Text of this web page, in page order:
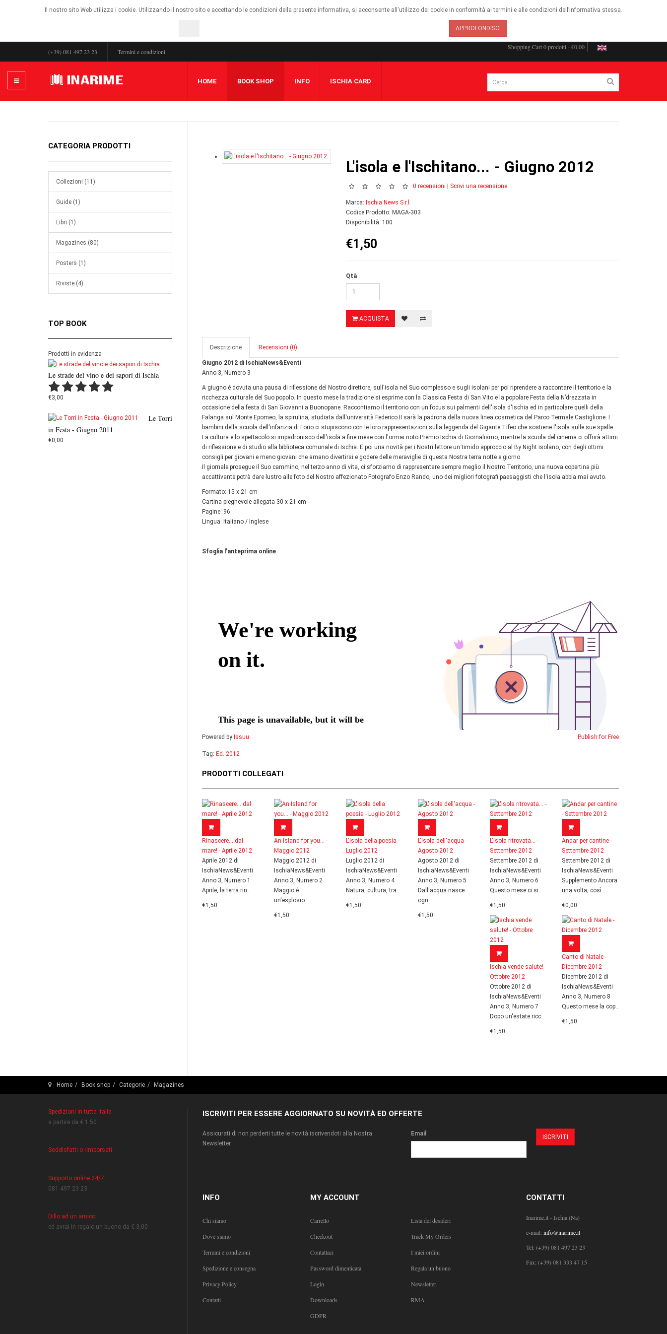
Il nostro sito Web utilizza i cookie. Utilizzando il nostro sito e accettando le condizioni della presente informativa, si acconsente all'utilizzo dei cookie in conformità ai termini e alle condizioni dell’informativa stessa.
APPROFONDISCI
(+39) 081 497 23 23 Termini e condizioni
Shopping Cart0 prodotti - €0,00
HOME BOOK SHOP INFO ISCHIA CARD
L'isola e l'Ischitano... - Giugno 2012
0 recensioni Scrivi una recensione
Marca: Ischia News S.r.l.
Codice Prodotto: MAGA-303
Disponibilità: 100
€1,50
Qtà
ACQUISTA
Descrizione Recensioni (0)
Giugno 2012 di IschiaNews&Eventi
Anno 3, Numero 3
A giugno è dovuta una pausa di riflessione del Nostro direttore, sull'isola nel Suo complesso e sugli isolani per poi riprendere a raccontare il territorio e la
ricchezza culturale del Suo popolo. In questo mese la tradizione si esprime con la Classica Festa di San Vito e la popolare Festa della N’drezzata in
occasione della festa di San Giovanni a Buonopane. Raccontiamo il territorio con un focus sui palmenti dell'isola d'Ischia ed in particolare quelli della
Falanga sul Monte Epomeo, la spirulina, studiata dall'università Federico II sarà la padrona della nuova linea cosmetica del Parco Termale Castiglione. I
bambini della scuola dell'infanzia di Forio ci stupiscono con le loro rappresentazioni sulla leggenda del Gigante Tifeo che sostiene l'isola sulle sue spalle.
La cultura e lo spettacolo si impadronisco dell'isola a fine mese con l'ormai noto Premio Ischia di Giornalismo, mentre la scuola del cinema ci offrirà attimi
di riflessione e di studio alla biblioteca comunale di Ischia. E poi una novità per i Nostri lettore un timido approccio al By Night isolano, con degli ottimi
consigli per giovani e meno giovani che amano divertirsi e godere delle meraviglie di questa Nostra terra notte e giorno.
Il giornale prosegue il Suo cammino, nel terzo anno di vita, ci sforziamo di rappresentare sempre meglio il Nostro Territorio, una nuova copertina più
accattivante potrà dare lustro alle foto del Nostro affezionato Fotografo Enzo Rando, uno dei migliori fotografi paesaggisti che l'isola abbia mai avuto.
Formato: 15 x 21 cm
Cartina pieghevole allegata 30 x 21 cm
Pagine: 96
Lingua: Italiano / Inglese
Sfoglia l'anteprima online
Powered by Issuu Publish for Free
Tag: Ed. 2012
PRODOTTI COLLEGATI
Rinascere... dal
mare! - Aprile 2012
Aprile 2012 di
IschiaNews&Eventi
Anno 3, Numero 1
Aprile, la terra rin..
€1,50
An Island for you... -
Maggio 2012
Maggio 2012 di
IschiaNews&Eventi
Anno 3, Numero 2
Maggio è
un'esplosio..
€1,50
L'isola della poesia -
Luglio 2012
Luglio 2012 di
IschiaNews&Eventi
Anno 3, Numero 4
Natura, cultura, tra..
€1,50
L'isola dell'acqua -
Agosto 2012
Agosto 2012 di
IschiaNews&Eventi
Anno 3, Numero 5
Dall'acqua nasce
ogn..
€1,50
L'isola ritrovata... -
Settembre 2012
Settembre 2012 di
IschiaNews&Eventi
Anno 3, Numero 6
Questo mese ci si..
€1,50
Andar per cantine -
Settembre 2012
Settembre 2012 di
IschiaNews&Eventi
Supplemento Ancora
una volta, così..
€0,00
Ischia vende salute! -
Ottobre 2012
Ottobre 2012 di
IschiaNews&Eventi
Anno 3, Numero 7
Dopo un'estate ricc..
€1,50
Canto di Natale -
Dicembre 2012
Dicembre 2012 di
IschiaNews&Eventi
Anno 3, Numero 8
Questo mese la cop..
€1,50
CATEGORIA PRODOTTI
Collezioni (11)
Guide (1)
Libri (1)
Magazines (80)
Posters (1)
Riviste (4)
TOP BOOK
Prodotti in evidenza
Le strade del vino e dei sapori di Ischia
€3,00
Le Torri
in Festa - Giugno 2011
€0,00
Home Book shop Categorie Magazines
Spedizioni in tutta Italia
a partire da € 1.50
Soddisfatti o rimborsati
Supporto online 24/7
081 497 23 23
Dillo ad un amico
ed avrai in regalo un buono da € 3,00
ISCRIVITI PER ESSERE AGGIORNATO SU NOVITÀ ED OFFERTE
Assicurati di non perderti tutte le novità iscrivendoti alla Nostra
Newsletter
Email
INFO
Chi siamo
Dove siamo
Termini e condizioni
Spedizione e consegna
Privacy Policy
Contatti
MY ACCOUNT
Carrello
Lista dei desideri
Checkout
Track My Orders
Contattaci
I miei ordini
Password dimenticata
Regala un buono
Login
Newsletter
Downloads
RMA
GDPR
CONTATTI
Inarime.it - Ischia (Na)
e-mail: info@inarime.it
Tel: (+39) 081 497 23 23
Fax: (+39) 081 333 47 15